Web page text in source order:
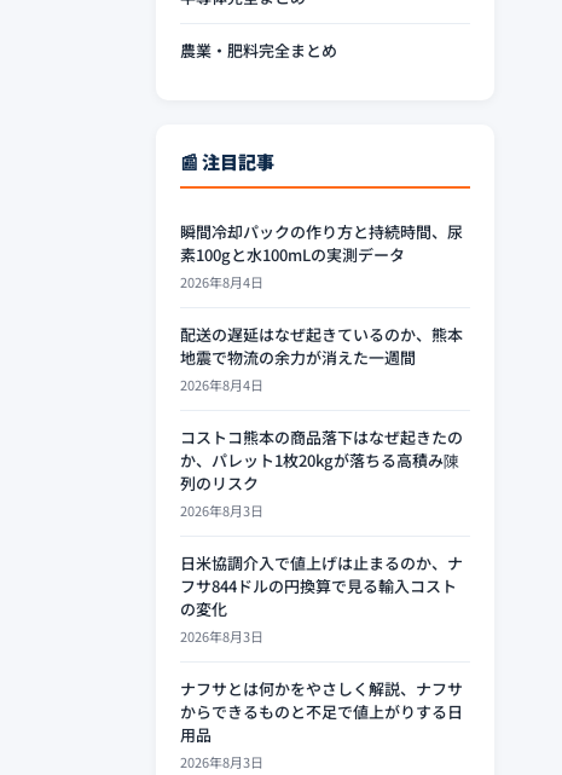
農業・肥料完全まとめ
📰 注目記事
瞬間冷却パックの作り方と持続時間、尿
素100gと水100mLの実測データ
2026年8月4日
配送の遅延はなぜ起きているのか、熊本
地震で物流の余力が消えた一週間
2026年8月4日
コストコ熊本の商品落下はなぜ起きたの
か、パレット1枚20kgが落ちる高積み陳
列のリスク
2026年8月3日
日米協調介入で値上げは止まるのか、ナ
フサ844ドルの円換算で見る輸入コスト
の変化
2026年8月3日
ナフサとは何かをやさしく解説、ナフサ
からできるものと不足で値上がりする日
用品
2026年8月3日